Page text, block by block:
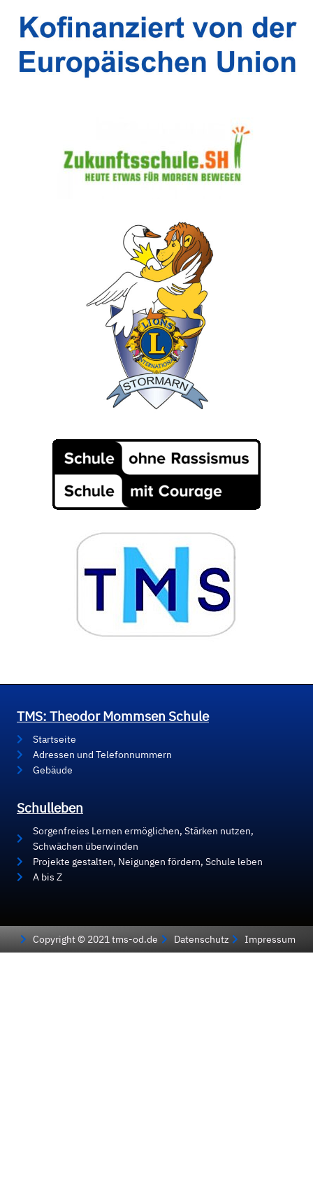
TMS: Theodor Mommsen Schule
Startseite
Adressen und Telefonnummern
Gebäude
Schulleben
Sorgenfreies Lernen ermöglichen, Stärken nutzen,
Schwächen überwinden
Projekte gestalten, Neigungen fördern, Schule leben
A bis Z
Copyright © 2021 tms-od.de Datenschutz Impressum